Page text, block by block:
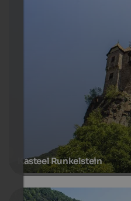
Kasteel Runkelstein